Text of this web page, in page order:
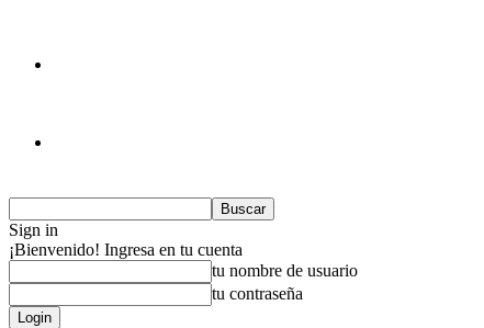
Sign in
¡Bienvenido! Ingresa en tu cuenta
tu nombre de usuario
tu contraseña